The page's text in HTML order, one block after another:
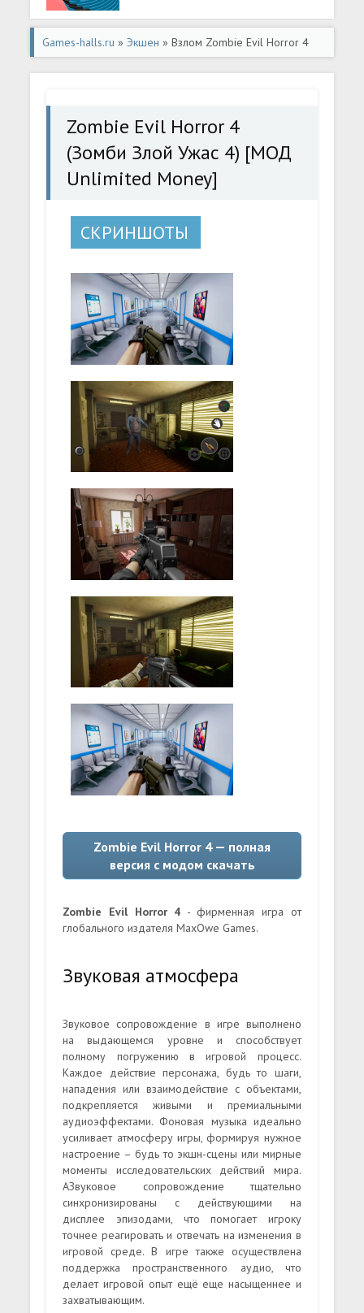
Games-halls.ru »Экшен » Взлом Zombie Evil Horror 4
(Зомби Злой Ужас 4) [МОД Unlimited Money] -
Zombie Evil Horror 4
(Зомби Злой Ужас 4) [МОД
Unlimited Money]
СКРИНШОТЫ
Zombie Evil Horror 4 — полная
версия с модом скачать
Zombie Evil Horror 4 - фирменная игра от
глобального издателя MaxOwe Games.
Звуковая атмосфера
Звуковое сопровождение в игре выполнено
на выдающемся уровне и способствует
полному погружению в игровой процесс.
Каждое действие персонажа, будь то шаги,
нападения или взаимодействие с объектами,
подкрепляется живыми и премиальными
аудиоэффектами. Фоновая музыка идеально
усиливает атмосферу игры, формируя нужное
настроение – будь то экшн-сцены или мирные
моменты исследовательских действий мира.
АЗвуковое сопровождение тщательно
синхронизированы с действующими на
дисплее эпизодами, что помогает игроку
точнее реагировать и отвечать на изменения в
игровой среде. В игре также осуществлена
поддержка пространственного аудио, что
делает игровой опыт ещё еще насыщеннее и
захватывающим.